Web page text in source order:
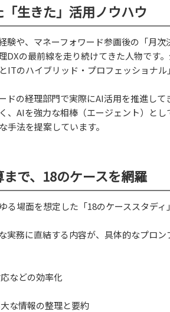
生きた」活用ノウハウ
験や、マネーフォワード参画後の「月
DXの最前線を走り続けてきた人物です
ITのハイブリッド・プロフェッショナル
ドの経理部門で実際にAI活用を推進し
、AIを強力な相棒（エージェント）と
法を提案しています。
で、18のケースを網羅
場面を想定した「18のケーススタディ
実務に直結する内容が、具体的なプロ
などの効率化
な情報の整理と要約